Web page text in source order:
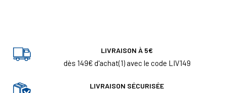
LIVRAISON À 5€
dès 149€ d'achat(1) avec le code LIV149
LIVRAISON SÉCURISÉE